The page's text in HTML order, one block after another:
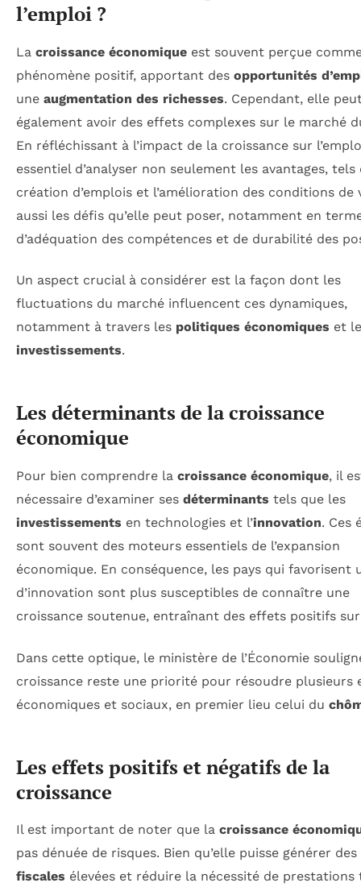
l’emploi ?
La croissance économique est souvent perçue
phénomène positif, apportant des opportunités
une augmentation des richesses. Cependant, elle
également avoir des effets complexes sur le marché
En réfléchissant à l’impact de la croissance sur
essentiel d’analyser non seulement les avantages, tels
création d’emplois et l’amélioration des conditions de
aussi les défis qu’elle peut poser, notamment en
d’adéquation des compétences et de durabilité des
Un aspect crucial à considérer est la façon dont les
fluctuations du marché influencent ces dynamiques,
notamment à travers les politiques économiques et
investissements.
Les déterminants de la croissance
économique
Pour bien comprendre la croissance économique, il
nécessaire d’examiner ses déterminants tels que les
investissements en technologies et l’innovation. Ces
sont souvent des moteurs essentiels de l’expansion
économique. En conséquence, les pays qui favorisent
d’innovation sont plus susceptibles de connaître une
croissance soutenue, entraînant des effets positifs sur
Dans cette optique, le ministère de l’Économie
croissance reste une priorité pour résoudre plusieurs
économiques et sociaux, en premier lieu celui du
Les effets positifs et négatifs de la
croissance
Il est important de noter que la croissance
pas dénuée de risques. Bien qu’elle puisse générer des
fiscales élevées et réduire la nécessité de prestations